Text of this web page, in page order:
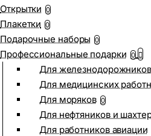
Открытки 0
Плакетки 0
Подарочные наборы 0
Профессиональные подарки 0
Для железнодорожников
Для медицинских
Для моряков 0
Для нефтяников и
Для работников авиации